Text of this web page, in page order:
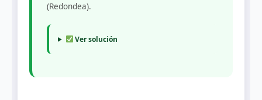
(Redondea).
Ver solución